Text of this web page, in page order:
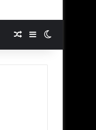
Publicación al azar
Barra lateral